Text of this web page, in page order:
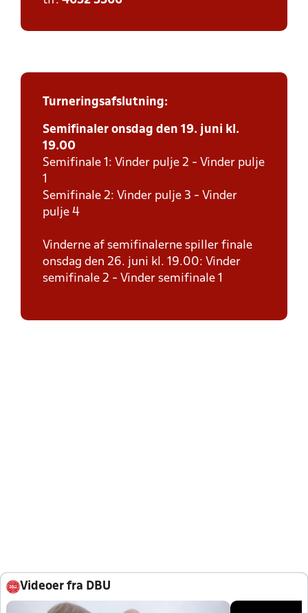
Turneringsafslutning:
Semifinaler onsdag den 19. juni kl.
19.00
Semifinale 1: Vinder pulje 2 - Vinder pulje
1
Semifinale 2: Vinder pulje 3 - Vinder
pulje 4
Vinderne af semifinalerne spiller finale
onsdag den 26. juni kl. 19.00: Vinder
semifinale 2 - Vinder semifinale 1
Videoer fra DBU